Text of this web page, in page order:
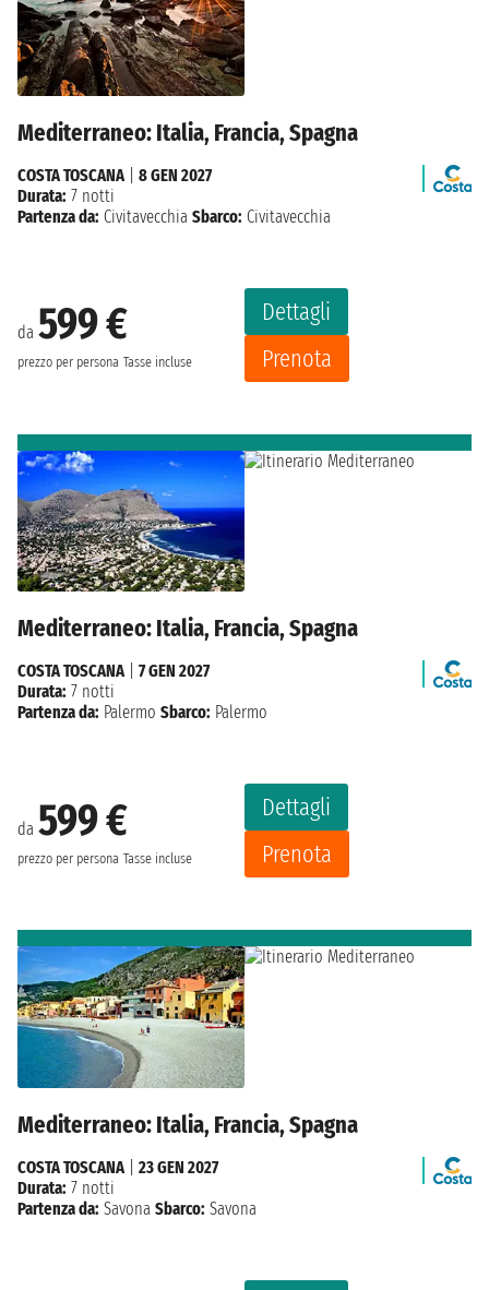
Mediterraneo: Italia, Francia, Spagna
da 599 €
prezzo per persona Tasse incluse
Dettagli
Prenota
COSTA TOSCANA
8 GEN 2027
Durata: 7 notti
Partenza da: Civitavecchia Sbarco: Civitavecchia
Mediterraneo: Italia, Francia, Spagna
da 599 €
prezzo per persona Tasse incluse
Dettagli
Prenota
COSTA TOSCANA| 7 GEN 2027
Durata: 7 notti
Partenza da: Palermo Sbarco: Palermo
Mediterraneo: Italia, Francia, Spagna
COSTA TOSCANA
23 GEN 2027
Durata: 7 notti
Partenza da: Savona Sbarco: Savona